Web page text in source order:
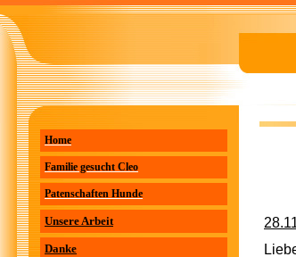
Home
Familie gesucht Cleo
Patenschaften Hunde
Unsere Arbeit
Danke